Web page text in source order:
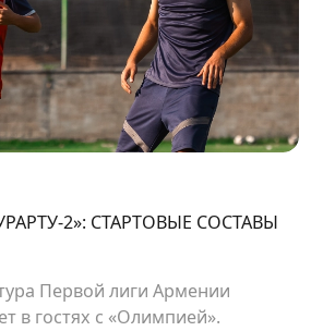
2»: СТАРТОВЫЕ СОСТАВЫ
Первой лиги Армении
в гостях с «Олимпией».